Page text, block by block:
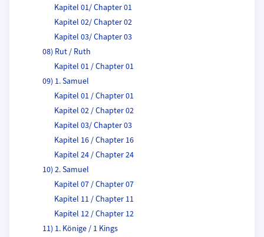
Kapitel 01/ Chapter 01
Kapitel 02/ Chapter 02
Kapitel 03/ Chapter 03
08) Rut / Ruth
Kapitel 01 / Chapter 01
09) 1. Samuel
Kapitel 01 / Chapter 01
Kapitel 02 / Chapter 02
Kapitel 03/ Chapter 03
Kapitel 16 / Chapter 16
Kapitel 24 / Chapter 24
10) 2. Samuel
Kapitel 07 / Chapter 07
Kapitel 11 / Chapter 11
Kapitel 12 / Chapter 12
11) 1. Könige / 1 Kings